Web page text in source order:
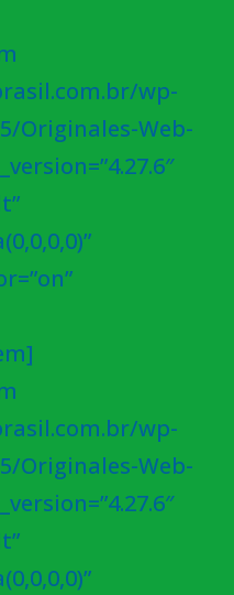
wp-
Originales-Web-
wp-
Originales-Web-